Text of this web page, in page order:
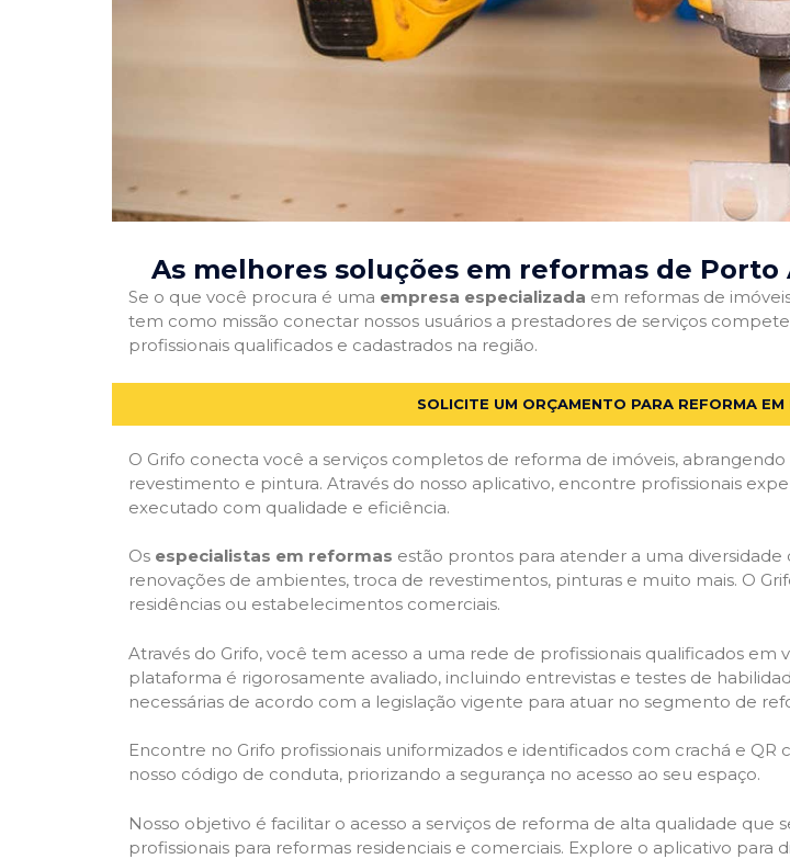
As melhores soluções em reformas de Porto
Se o que você procura é uma empresa especializada em reformas de
tem como missão conectar nossos usuários a prestadores de serviços
profissionais qualificados e cadastrados na região.
SOLICITE UM ORÇAMENTO PARA REFORMA
O Grifo conecta você a serviços completos de reforma de imóveis,
revestimento e pintura. Através do nosso aplicativo, encontre profissionais
executado com qualidade e eficiência.
Os especialistas em reformas estão prontos para atender a uma diversidade
renovações de ambientes, troca de revestimentos, pinturas e muito mais. O
residências ou estabelecimentos comerciais.
Através do Grifo, você tem acesso a uma rede de profissionais qualificados
plataforma é rigorosamente avaliado, incluindo entrevistas e testes de
necessárias de acordo com a legislação vigente para atuar no segmento de
Encontre no Grifo profissionais uniformizados e identificados com crachá e
nosso código de conduta, priorizando a segurança no acesso ao seu espaço.
Nosso objetivo é facilitar o acesso a serviços de reforma de alta qualidade
profissionais para reformas residenciais e comerciais. Explore o aplicativo